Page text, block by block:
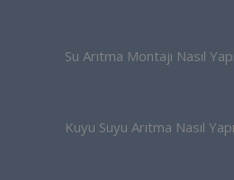
Su Arıtma Montajı Nasıl
Kuyu Suyu Arıtma Nasıl